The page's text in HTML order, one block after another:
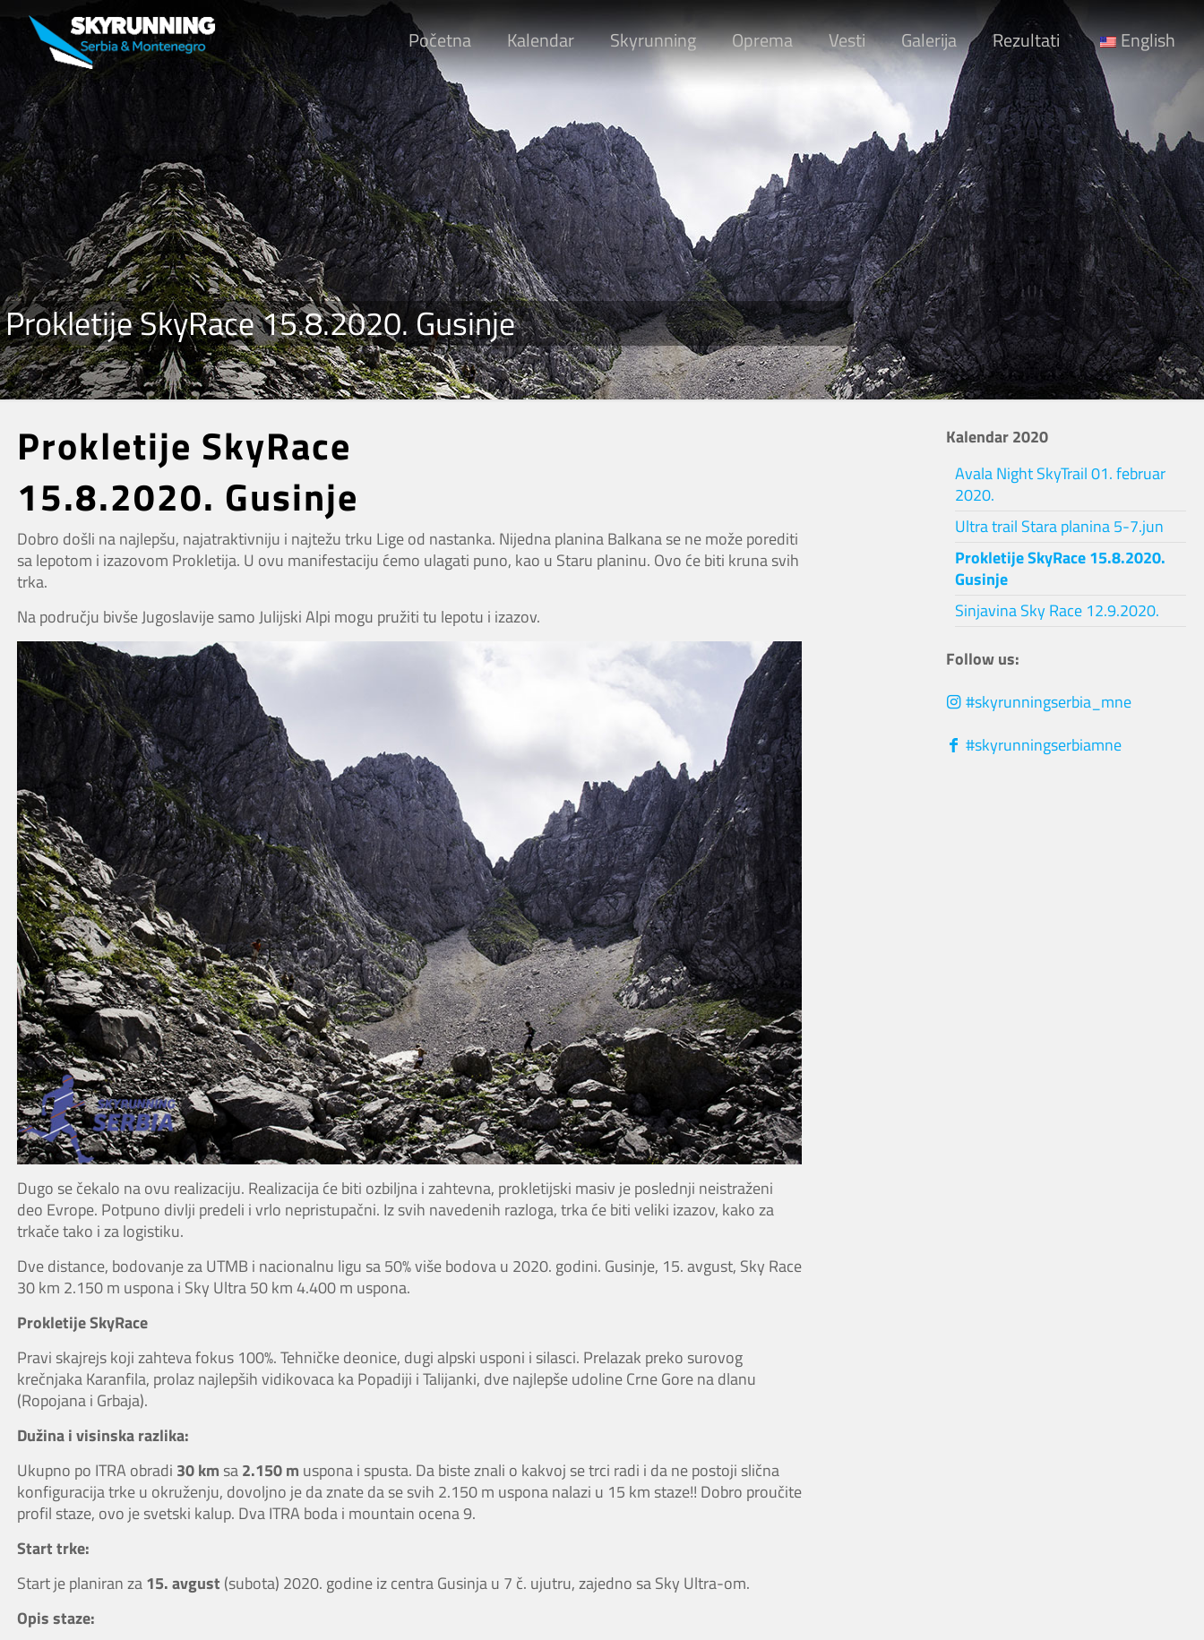
Početna Kalendar Skyrunning Oprema Vesti Galerija Rezultati English
Prokletije SkyRace 15.8.2020. Gusinje
Prokletije SkyRace
15.8.2020. Gusinje
Dobro došli na najlepšu, najatraktivniju i najtežu trku Lige od nastanka. Nijedna planina Balkana se ne može porediti
sa lepotom i izazovom Prokletija. U ovu manifestaciju ćemo ulagati puno, kao u Staru planinu. Ovo će biti kruna svih
trka.
Na području bivše Jugoslavije samo Julijski Alpi mogu pružiti tu lepotu i izazov.
Dugo se čekalo na ovu realizaciju. Realizacija će biti ozbiljna i zahtevna, prokletijski masiv je poslednji neistraženi
deo Evrope. Potpuno divlji predeli i vrlo nepristupačni. Iz svih navedenih razloga, trka će biti veliki izazov, kako za
trkače tako i za logistiku.
Dve distance, bodovanje za UTMB i nacionalnu ligu sa 50% više bodova u 2020. godini. Gusinje, 15. avgust, Sky Race
30 km 2.150 m uspona i Sky Ultra 50 km 4.400 m uspona.
Prokletije SkyRace
Pravi skajrejs koji zahteva fokus 100%. Tehničke deonice, dugi alpski usponi i silasci. Prelazak preko surovog
krečnjaka Karanfila, prolaz najlepših vidikovaca ka Popadiji i Talijanki, dve najlepše udoline Crne Gore na dlanu
(Ropojana i Grbaja).
Dužina i visinska razlika:
Ukupno po ITRA obradi 30 km sa2.150 m uspona i spusta. Da biste znali o kakvoj se trci radi i da ne postoji slična
konfiguracija trke u okruženju, dovoljno je da znate da se svih 2.150 m uspona nalazi u 15 km staze!! Dobro proučite
profil staze, ovo je svetski kalup. Dva ITRA boda i mountain ocena 9.
Start trke:
Start je planiran za15. avgust (subota) 2020. godine iz centra Gusinja u 7 č. ujutru, zajedno sa Sky Ultra-om.
Opis staze:
Kalendar 2020
Avala Night SkyTrail 01. februar
2020.
Ultra trail Stara planina 5-7.jun
Prokletije SkyRace 15.8.2020.
Gusinje
Sinjavina Sky Race 12.9.2020.
Follow us:
#skyrunningserbia_mne
#skyrunningserbiamne